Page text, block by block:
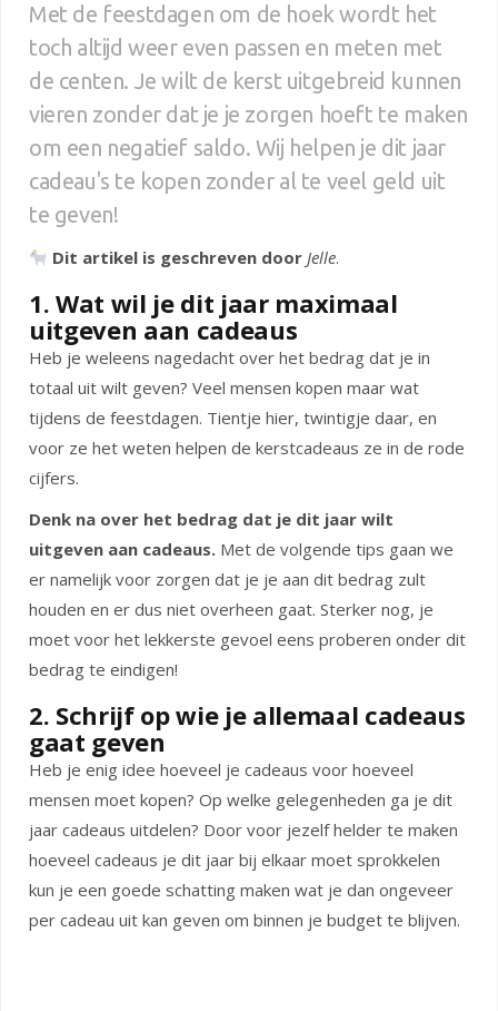
Met de feestdagen om de hoek wordt het
toch altijd weer even passen en meten met
de centen. Je wilt de kerst uitgebreid kunnen
vieren zonder dat je je zorgen hoeft te maken
om een negatief saldo. Wij helpen je dit jaar
cadeau's te kopen zonder al te veel geld uit
te geven!
Dit artikel is geschreven door Jelle.
1. Wat wil je dit jaar maximaal
uitgeven aan cadeaus
Heb je weleens nagedacht over het bedrag dat je in
totaal uit wilt geven? Veel mensen kopen maar wat
tijdens de feestdagen. Tientje hier, twintigje daar, en
voor ze het weten helpen de kerstcadeaus ze in de rode
cijfers.
Denk na over het bedrag dat je dit jaar wilt
uitgeven aan cadeaus. Met de volgende tips gaan we
er namelijk voor zorgen dat je je aan dit bedrag zult
houden en er dus niet overheen gaat. Sterker nog, je
moet voor het lekkerste gevoel eens proberen onder dit
bedrag te eindigen!
2. Schrijf op wie je allemaal cadeaus
gaat geven
Heb je enig idee hoeveel je cadeaus voor hoeveel
mensen moet kopen? Op welke gelegenheden ga je dit
jaar cadeaus uitdelen? Door voor jezelf helder te maken
hoeveel cadeaus je dit jaar bij elkaar moet sprokkelen
kun je een goede schatting maken wat je dan ongeveer
per cadeau uit kan geven om binnen je budget te blijven.